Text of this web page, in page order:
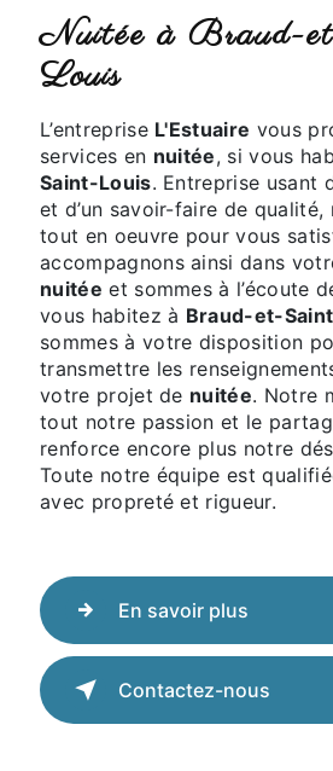
nuitée à Braud-et-Saint-
Louis
L’entreprise L'Estuaire vous
services en nuitée, si vous
Saint-Louis. Entreprise usant
et d’un savoir-faire de qualité,
tout en oeuvre pour vous
accompagnons ainsi dans
nuitée et sommes à l’écoute
vous habitez à Braud-et-
sommes à votre disposition
transmettre les
votre projet de nuitée. Notre
tout notre passion et le
renforce encore plus notre
Toute notre équipe est
avec propreté et rigueur.
En savoir plus
Contactez-nous